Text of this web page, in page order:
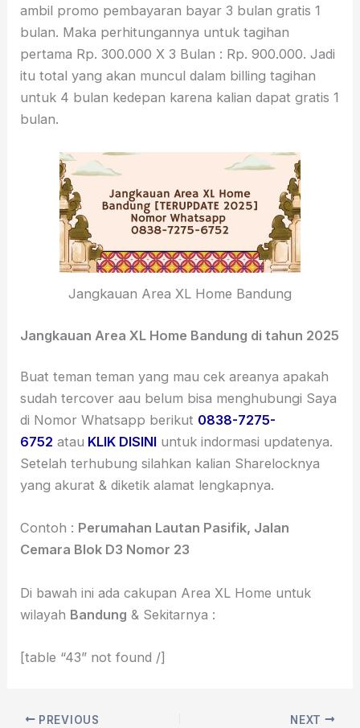
ambil promo pembayaran bayar 3 bulan gratis 1
bulan. Maka perhitungannya untuk tagihan
pertama Rp. 300.000 X 3 Bulan : Rp. 900.000. Jadi
itu total yang akan muncul dalam billing tagihan
untuk 4 bulan kedepan karena kalian dapat gratis 1
bulan.
Jangkauan Area XL Home Bandung
Jangkauan Area XL Home Bandung di tahun 2025
Buat teman teman yang mau cek areanya apakah
sudah tercover aau belum bisa menghubungi Saya
di Nomor Whatsapp berikut 0838-7275-
6752 atau KLIK DISINI untuk indormasi updatenya.
Setelah terhubung silahkan kalian Sharelocknya
yang akurat & diketik alamat lengkapnya.
Contoh : Perumahan Lautan Pasifik, Jalan
Cemara Blok D3 Nomor 23
Di bawah ini ada cakupan Area XL Home untuk
wilayah Bandung & Sekitarnya :
[table “43” not found /]
PREVIOUS NEXT